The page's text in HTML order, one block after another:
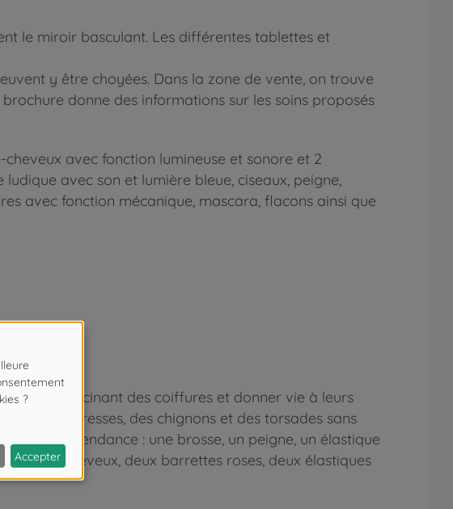
le miroir basculant. Les différentes tablettes et
y être choyées. Dans la zone de vente, on trouve
donne des informations sur les soins proposés
avec fonction lumineuse et sonore et 2
avec son et lumière bleue, ciseaux, peigne,
avec fonction mécanique, mascara, flacons ainsi que
monde fascinant des coiffures et donner vie à leurs
des tresses, des chignons et des torsades sans
looks tendance : une brosse, un peigne, un élastique
les cheveux, deux barrettes roses, deux élastiques